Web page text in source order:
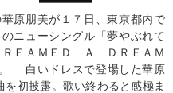
原朋美が１７日、東京都内で
のニューシングル「夢やぶれて
ＥＡＭＥＤ Ａ ＤＲＥＡＭ
。 白いドレスで登場した華原
初披露。歌い終わると感極ま